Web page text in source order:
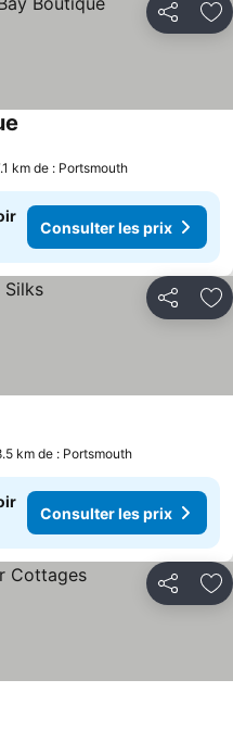
Partager
km de : Portsmouth
Consulter les prix
Partager
km de : Portsmouth
Consulter les prix
Partager
les prix